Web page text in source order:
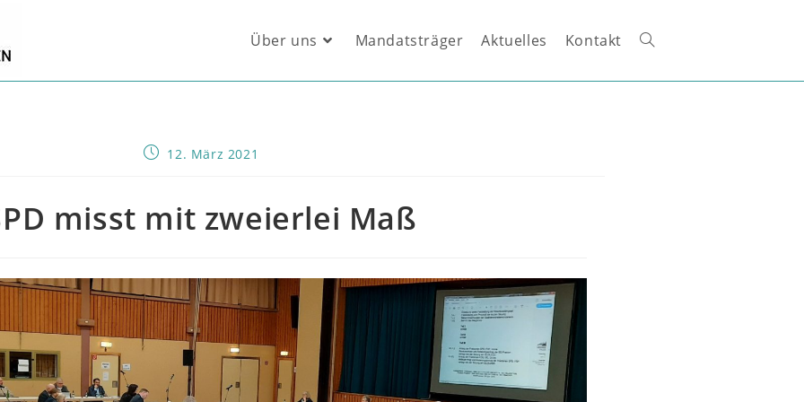
Über uns Mandatsträger Aktuelles Kontakt Website-
Beitrag12. März 2021
misst mit zweierlei Maß